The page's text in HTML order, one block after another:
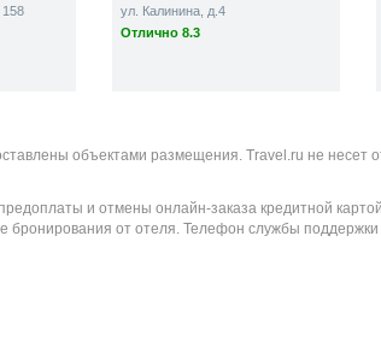
ул. Калинина, д.4
Отлично 8.3
объектами размещения. Travel.ru не несет
и отмены онлайн-заказа кредитной
бронирования от отеля. Телефон службы поддержки